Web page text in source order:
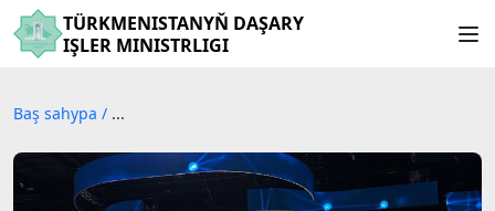
TÜRKMENISTANYŇ DAŞARY
IŞLER MINISTRLIGI
Baş sahypa / ...